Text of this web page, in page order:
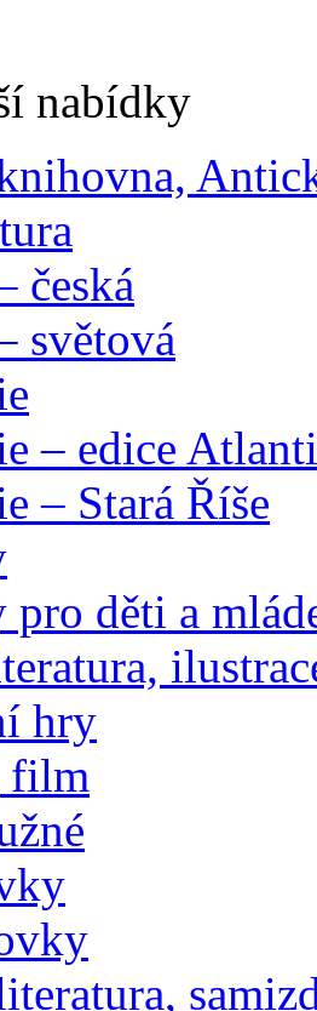
nabídky
česká
světová
– edice
– Stará Říše
pro děti a
hry
film